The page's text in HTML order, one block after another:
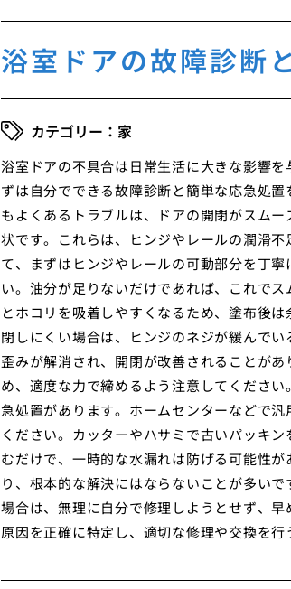
浴室ドアの故障診断
家
浴室ドアの不具合は日常生活に大きな影響
ずは自分でできる故障診断と簡単な応急処
もよくあるトラブルは、ドアの開閉がスムー
状です。これらは、ヒンジやレールの潤滑
て、まずはヒンジやレールの可動部分を丁
い。油分が足りないだけであれば、これで
とホコリを吸着しやすくなるため、塗布後
閉しにくい場合は、ヒンジのネジが緩んで
歪みが解消され、開閉が改善されることが
め、適度な力で締めるよう注意してくださ
急処置があります。ホームセンターなどで
ください。カッターやハサミで古いパッキ
むだけで、一時的な水漏れは防げる可能性
り、根本的な解決にはならないことが多い
場合は、無理に自分で修理しようとせず、
原因を正確に特定し、適切な修理や交換を